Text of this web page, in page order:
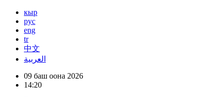
кыр
рус
eng
tr
中文
العربية
09 баш оона 2026
14:20